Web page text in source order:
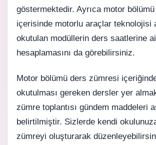
göstermektedir. Ayrıca motor
içerisinde motorlu araçlar teknolojisi
okutulan modüllerin ders saatlerine
hesaplamasını da görebilirsiniz.
Motor bölümü ders zümresi
okutulması gereken dersler yer
zümre toplantısı gündem maddeleri
belirtilmiştir. Sizlerde kendi
zümreyi oluşturarak